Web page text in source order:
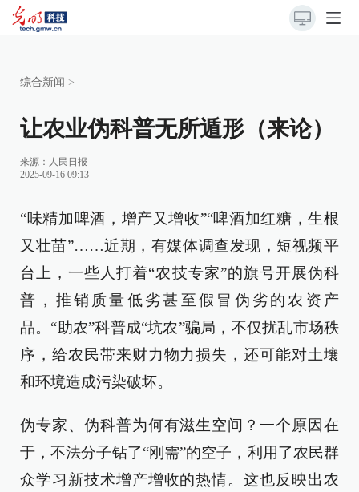
综合新闻 >
让农业伪科普无所遁形（来论）
来源： 人民日报
2025-09-16 09:13
“味精加啤酒，增产又增收”“啤酒加红糖，生根
又壮苗”……近期，有媒体调查发现，短视频平
台上，一些人打着“农技专家”的旗号开展伪科
普，推销质量低劣甚至假冒伪劣的农资产
品。“助农”科普成“坑农”骗局，不仅扰乱市场秩
序，给农民带来财力物力损失，还可能对土壤
和环境造成污染破坏。
伪专家、伪科普为何有滋生空间？一个原因在
于，不法分子钻了“刚需”的空子，利用了农民群
众学习新技术增产增收的热情。这也反映出农